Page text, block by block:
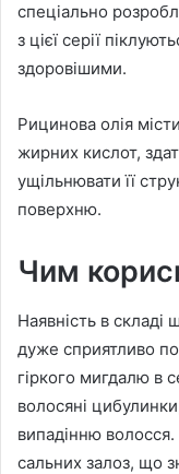
спеціально
з цієї серії
здоровішими.
Рицинова олія
жирних кислот,
ущільнювати її
поверхню.
Чим
Наявність в складі
дуже сприятливо
гіркого мигдалю в
волосяні
випадінню
сальних залоз, що